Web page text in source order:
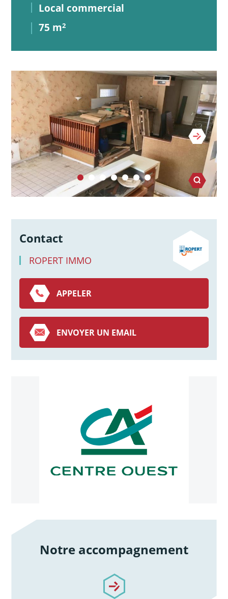
Local commercial
75 m2
Contact
ROPERT IMMO
APPELER
ENVOYER UN EMAIL
Notre accompagnement
/notre-accompagnement